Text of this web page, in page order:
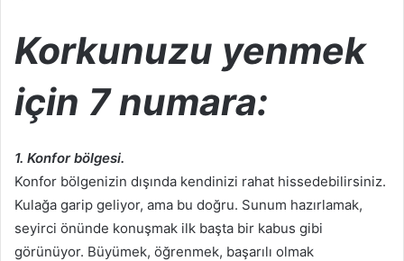
Korkunuzu yenmek
için 7 numara:
1. Konfor bölgesi.
Konfor bölgenizin dışında kendinizi rahat hissedebilirsiniz.
Kulağa garip geliyor, ama bu doğru. Sunum hazırlamak,
seyirci önünde konuşmak ilk başta bir kabus gibi
görünüyor. Büyümek, öğrenmek, başarılı olmak